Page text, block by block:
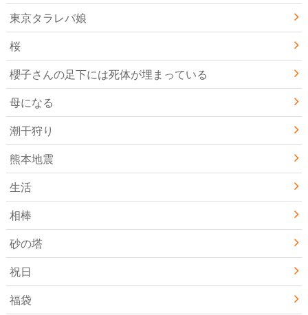
東京タラレバ娘
桜
櫻子さんの足下には死体が埋まっている
母になる
潮干狩り
熊本地震
生活
相棒
砂の塔
祝日
福袋